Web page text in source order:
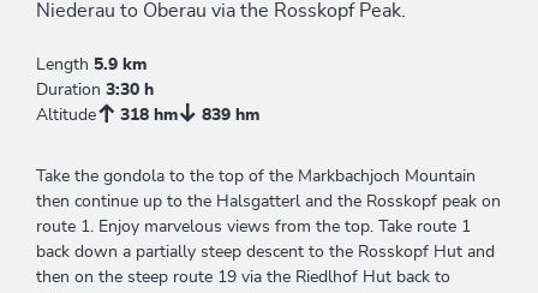
Niederau to Oberau via the Rosskopf Peak.
Length 5.9 km
Duration 3:30 h
Altitude
318 hm 839 hm
Take the gondola to the top of the Markbachjoch Mountain
then continue up to the Halsgatterl and the Rosskopf peak on
route 1. Enjoy marvelous views from the top. Take route 1
back down a partially steep descent to the Rosskopf Hut and
then on the steep route 19 via the Riedlhof Hut back to